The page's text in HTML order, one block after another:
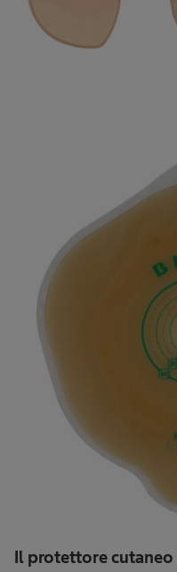
Il protettore cutaneo